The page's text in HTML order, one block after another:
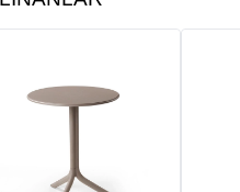
tik çerçeve.